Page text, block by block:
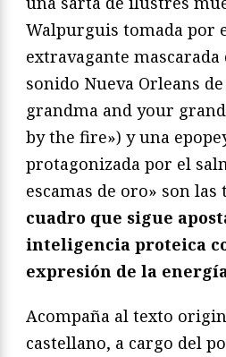
Walpurguis tomada por
extravagante
sonido Nueva Orleans
grandma and your
by the fire») y una
protagonizada por el
escamas de oro» son las
cuadro que sigue
inteligencia proteica
expresión de la
Acompaña al texto
castellano, a cargo del